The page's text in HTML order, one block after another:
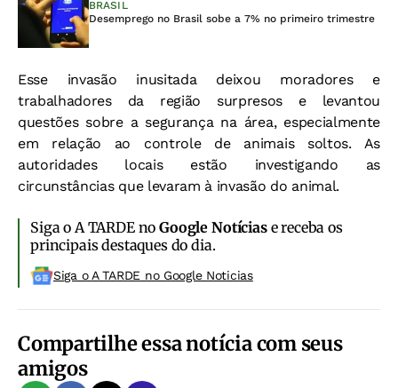
BRASIL
Desemprego no Brasil sobe a 7% no primeiro trimestre
Esse invasão inusitada deixou moradores e
trabalhadores da região surpresos e levantou
questões sobre a segurança na área, especialmente
em relação ao controle de animais soltos. As
autoridades locais estão investigando as
circunstâncias que levaram à invasão do animal.
Siga o A TARDE noGoogle Notíciase receba os
principais destaques do dia.
Siga o A TARDE no Google Noticias
Compartilhe essa notícia com seus
amigos